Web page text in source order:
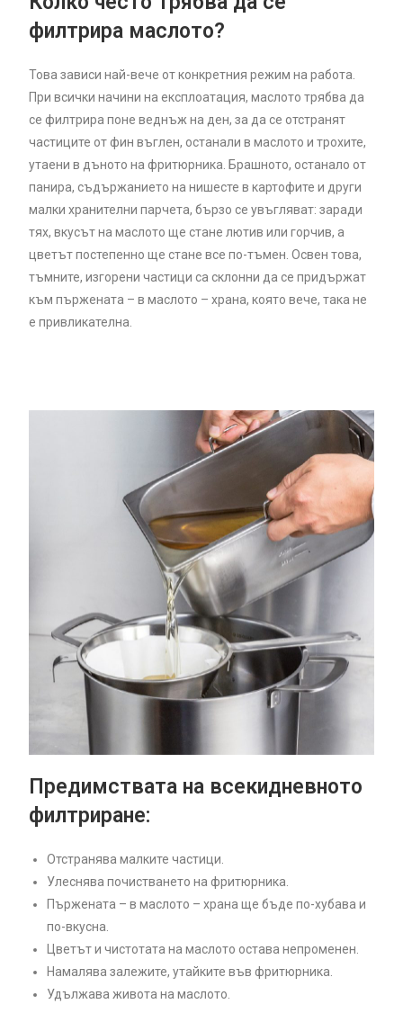
филтрира маслото?
Това зависи най-вече от конкретния режим на работа.
При всички начини на експлоатация, маслото трябва да
се филтрира поне веднъж на ден, за да се отстранят
частиците от фин въглен, останали в маслото и трохите,
утаени в дъното на фритюрника. Брашното, останало от
панира, съдържанието на нишесте в картофите и други
малки хранителни парчета, бързо се увъгляват: заради
тях, вкусът на маслото ще стане лютив или горчив, а
цветът постепенно ще стане все по-тъмен. Освен това,
тъмните, изгорени частици са склонни да се придържат
към пържената – в маслото – храна, която вече, така не
е привликателна.
Предимствата на всекидневното
филтриране:
Отстранява малките частици.
Улеснява почистването на фритюрника.
Пържената – в маслото – храна ще бъде по-хубава и
по-вкусна.
Цветът и чистотата на маслото остава непроменен.
Намалява залежите, утайките във фритюрника.
Удължава живота на маслото.